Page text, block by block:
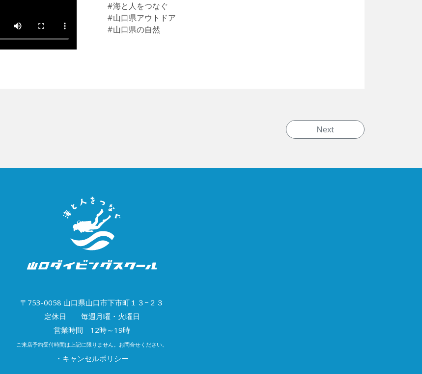
#海と人をつなぐ
#山口県アウトドア
#山口県の自然
Next
〒753-0058 山口県山口市下市町１３−２３
定休日 毎週月曜・火曜日
営業時間 12時～19時
ご来店予約受付時間は上記に限りません。お問合せください。
・キャンセルポリシー